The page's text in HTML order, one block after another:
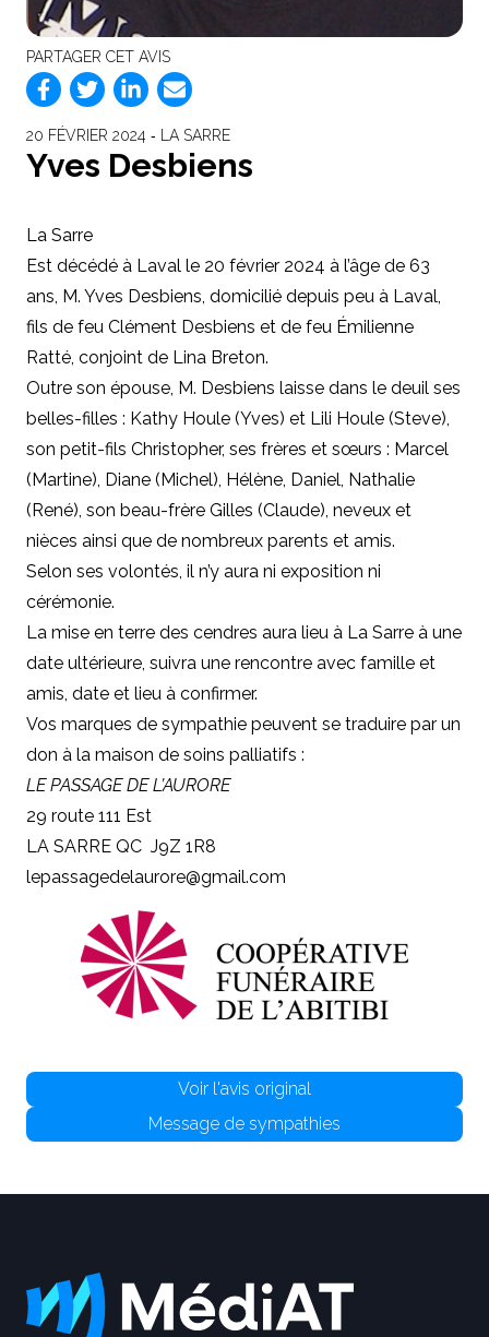
PARTAGER CET AVIS
20 FÉVRIER 2024 ‐ LA SARRE
Yves Desbiens
La Sarre
Est décédé à Laval le 20 février 2024 à l’âge de 63
ans, M. Yves Desbiens, domicilié depuis peu à Laval,
fils de feu Clément Desbiens et de feu Émilienne
Ratté, conjoint de Lina Breton.
Outre son épouse, M. Desbiens laisse dans le deuil ses
belles-filles : Kathy Houle (Yves) et Lili Houle (Steve),
son petit-fils Christopher, ses frères et sœurs : Marcel
(Martine), Diane (Michel), Hélène, Daniel, Nathalie
(René), son beau-frère Gilles (Claude), neveux et
nièces ainsi que de nombreux parents et amis.
Selon ses volontés, il n’y aura ni exposition ni
cérémonie.
La mise en terre des cendres aura lieu à La Sarre à une
date ultérieure, suivra une rencontre avec famille et
amis, date et lieu à confirmer.
Vos marques de sympathie peuvent se traduire par un
don à la maison de soins palliatifs :
LE PASSAGE DE L’AURORE
29 route 111 Est
LA SARRE QC J9Z 1R8
lepassagedelaurore@gmail.com
Voir l'avis original
Message de sympathies